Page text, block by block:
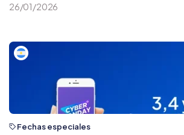
26/01/2026
Fechas especiales